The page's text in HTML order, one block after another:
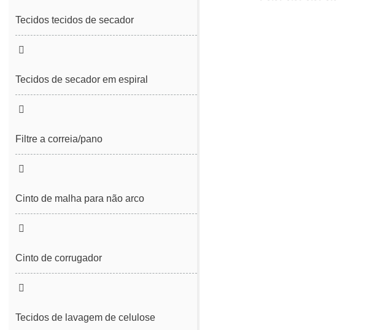
A costura sem fim sentiu
Tecidos tecidos de secador
Tecidos de secador em espiral
Filtre a correia/pano
Cinto de filtro de prensa em espiral
Pano de filtro
Cinto de vácuo
Cinto de malha para não arco
Cinto de malha
Cinto de corrugador
Tecidos de lavagem de celulose